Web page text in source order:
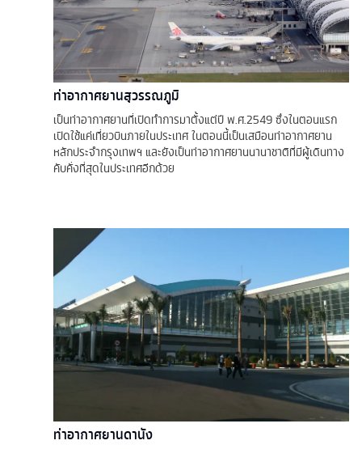
ท่าอากาศยานสุวรรณภูมิ
เป็นท่าอากาศยานที่เปิดทำการมาตั้งแต่ปี พ.ศ.2549 ซึ่งในตอนแรก
เปิดใช้แค่เที่ยวบินภายในประเทศ ในตอนนี้เป็นเสมือนท่าอากาศยาน
หลักประจำกรุงเทพฯ และยังเป็นท่าอากาศยานนานาชาติที่มีผู้เดินทาง
คับคั่งที่สุดในประเทศอีกด้วย
ท่าอากาศยานดานัง